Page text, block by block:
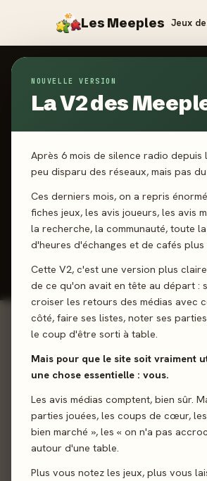
Les Meeples Jeux
NOUVELLE VERSION
La V2 des
Après 6 mois de silence radio
peu disparu des réseaux, mais pas
Ces derniers mois, on a repris
fiches jeux, les avis joueurs, les avis
la recherche, la communauté, toute
d'heures d'échanges et de cafés
Cette V2, c'est une version plus
de ce qu'on avait en tête au départ :
croiser les retours des médias avec
côté, faire ses listes, noter ses
le coup d'être sorti à table.
Mais pour que le site soit vraiment
une chose essentielle : vous.
Les avis médias comptent, bien sûr.
parties jouées, les coups de cœur,
bien marché », les « on n'a pas
autour d'une table.
Plus vous notez les jeux, plus vous
Jeux / Stop Me Or Let Me Go
02Le verdict
03On en discute
04 La presse
05Les joueurs
06Acheter